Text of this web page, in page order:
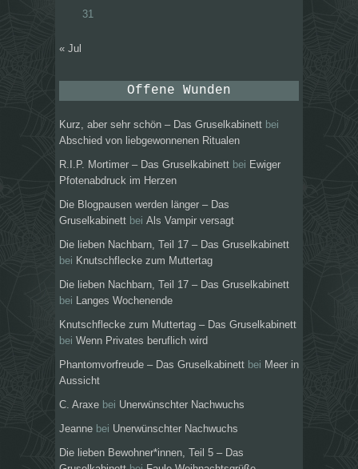
31
« Jul
Offene Wunden
Kurz, aber sehr schön – Das Gruselkabinett bei
Abschied von liebgewonnenen Ritualen
R.I.P. Mortimer – Das Gruselkabinett bei Ewiger
Pfotenabdruck im Herzen
Die Blogpausen werden länger – Das
Gruselkabinett bei Als Vampir versagt
Die lieben Nachbarn, Teil 17 – Das Gruselkabinett
bei Knutschflecke zum Muttertag
Die lieben Nachbarn, Teil 17 – Das Gruselkabinett
bei
Langes Wochenende
Knutschflecke zum Muttertag – Das Gruselkabinett
bei Wenn Privates beruflich wird
Phantomvorfreude – Das Gruselkabinett bei Meer in
Aussicht
C. Araxe bei Unerwünschter Nachwuchs
Jeanne bei Unerwünschter Nachwuchs
Die lieben Bewohner*innen, Teil 5 – Das